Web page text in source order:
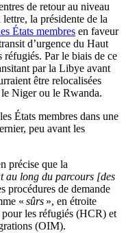
de retour au niveau
la présidente de la
États membres en faveur
d’urgence du Haut
Par le biais de ce
par la Libye avant
être relocalisées
le Niger ou le Rwanda.
États membres dans une
peu avant les
précise que la
au long du parcours [des
procédures de demande
« sûrs », en étroite
les réfugiés (HCR) et
(OIM).